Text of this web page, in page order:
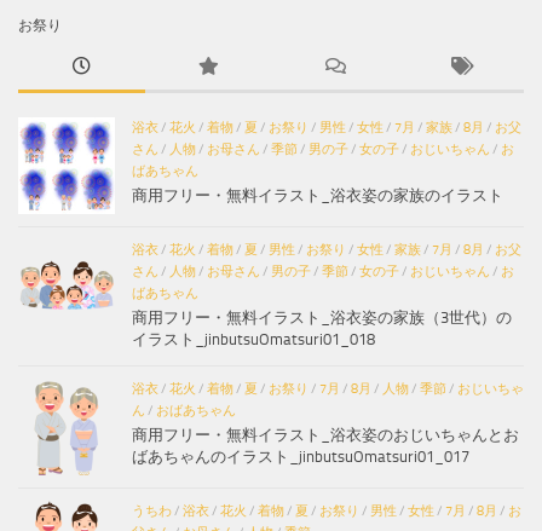
お祭り
浴衣 / 花火 / 着物 / 夏 / お祭り / 男性 / 女性 / 7月 / 家族 / 8月 / お父
さん / 人物 / お母さん / 季節 / 男の子 / 女の子 / おじいちゃん / お
ばあちゃん
商用フリー・無料イラスト_浴衣姿の家族のイラスト
浴衣 / 花火 / 着物 / 夏 / 男性 / お祭り / 女性 / 家族 / 7月 / 8月 / お父
さん / 人物 / お母さん / 男の子 / 季節 / 女の子 / おじいちゃん / お
ばあちゃん
商用フリー・無料イラスト_浴衣姿の家族（3世代）の
イラスト_jinbutsuOmatsuri01_018
浴衣 / 花火 / 着物 / 夏 / お祭り / 7月 / 8月 / 人物 / 季節 / おじいちゃ
ん / おばあちゃん
商用フリー・無料イラスト_浴衣姿のおじいちゃんとお
ばあちゃんのイラスト_jinbutsuOmatsuri01_017
うちわ / 浴衣 / 花火 / 着物 / 夏 / お祭り / 男性 / 女性 / 7月 / 8月 / お